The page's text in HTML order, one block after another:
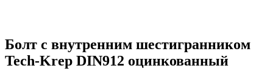
Болт с внутренним шестигранником
Tech-Krep DIN912 оцинкованный